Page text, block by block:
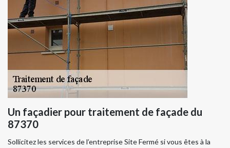
Un façadier pour traitement de façade du
87370
Sollicitez les services de l’entreprise Site Fermé si vous êtes à la